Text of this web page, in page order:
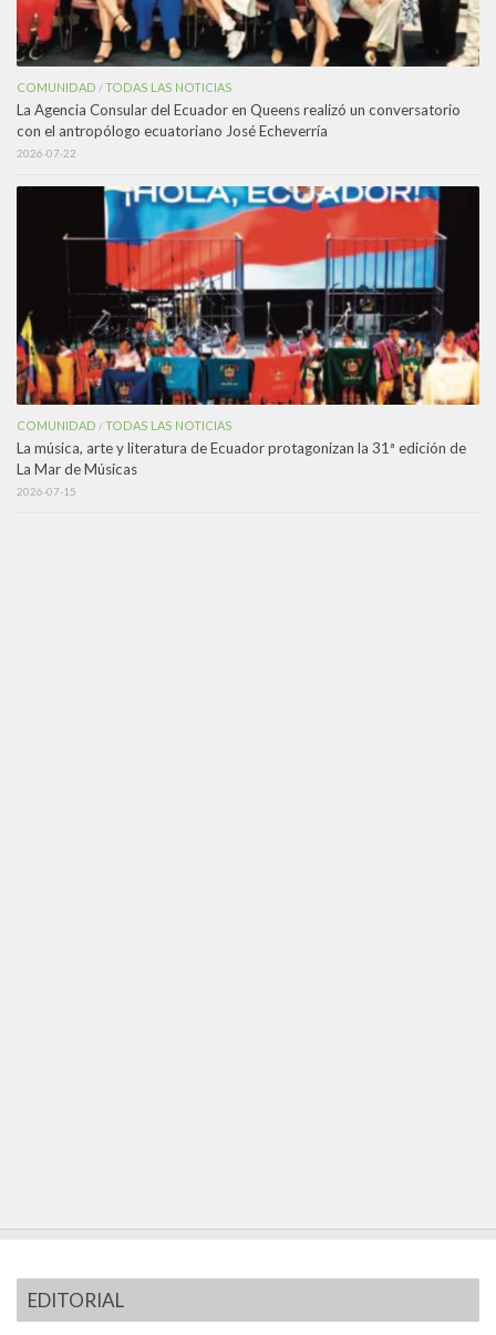
COMUNIDAD /TODAS LAS NOTICIAS
La Agencia Consular del Ecuador en Queens realizó un conversatorio
con el antropólogo ecuatoriano José Echeverría
2026-07-22
COMUNIDAD /TODAS LAS NOTICIAS
La música, arte y literatura de Ecuador protagonizan la 31ª edición de
La Mar de Músicas
2026-07-15
EDITORIAL